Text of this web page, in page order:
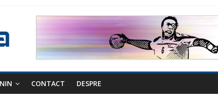
CONTACT DESPRE